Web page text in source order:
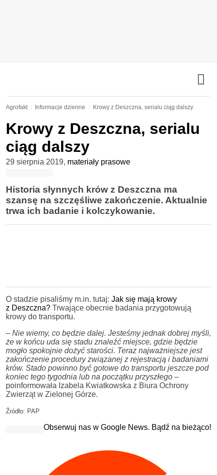
Agrofakt Informacje dzienne Krowy z Deszczna, serialu ciąg dalszy
Krowy z Deszczna, serialu
ciąg dalszy
29 sierpnia 2019, materiały prasowe
Historia słynnych krów z Deszczna ma
szansę na szczęśliwe zakończenie. Aktualnie
trwa ich badanie i kolczykowanie.
O stadzie pisaliśmy m.in. tutaj: Jak się mają krowy
z Deszczna? Trwające obecnie badania przygotowują
krowy do transportu.
– Nie wiemy, co będzie dalej. Jesteśmy jednak dobrej myśli,
że w końcu uda się stadu znaleźć miejsce, gdzie będzie
mogło spokojnie dożyć starości. Teraz najważniejsze jest
zakończenie procedury związanej z rejestracją i badaniami
krów. Stado powinno być gotowe do transportu jeszcze pod
koniec tego tygodnia lub na początku przyszłego –
poinformowała Izabela Kwiatkowska z Biura Ochrony
Zwierząt w Zielonej Górze.
Źródło: PAP
Obserwuj nas w Google News. Bądź na bieżąco!